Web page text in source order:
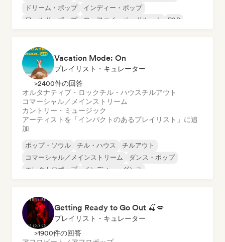
ドリーム・ポップ
インディー・ポップ
ワールド・ポップ
ローファイ・ベッドルーム
R&B
Vacation Mode: On
プレイリスト・キュレーター
>2400件の回答
オルタナティブ・ロックチル・ハウスチルアウト
コマーシャル／メインストリーム
カントリー・ミュージック
アーティストを「インパクトのあるプレイリスト」に追
加
ポップ・ソウル チル・ハウス
チルアウト
コマーシャル／メインストリーム
ダンス・ポップ
エレクトロポップ
インディー・ダンス
Getting Ready to Go Out 🍒💋
プレイリスト・キュレーター
>1900件の回答